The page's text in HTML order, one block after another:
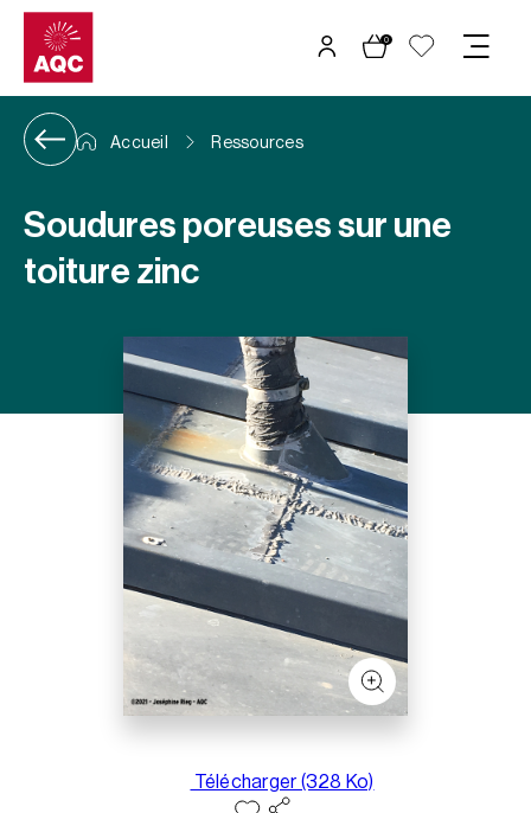
Panneau de gestion des cookies
0
Accueil Ressources
Soudures poreuses sur une
toiture zinc
Télécharger (328 Ko)